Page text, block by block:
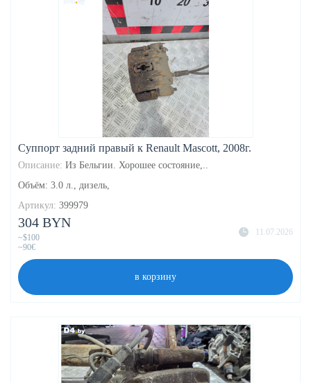
Суппорт задний правый к Renault Mascott, 2008г.
Описание: Из Бельгии. Хорошее состояние,..
Объём: 3.0 л., дизель,
Артикул: 399979
11.07.2026
304 BYN
~$100
~90€
в корзину